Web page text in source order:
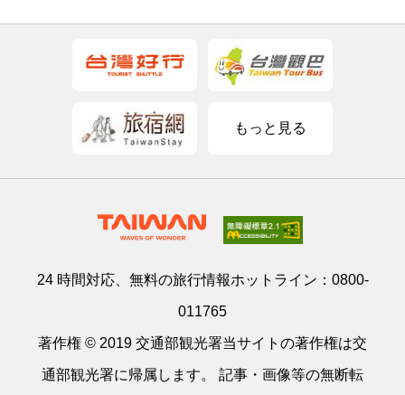
もっと見る
24 時間対応、無料の旅行情報ホットライン： 0800-
011765
著作権 © 2019 交通部観光署当サイトの著作権は交
通部観光署に帰属します。 記事・画像等の無断転